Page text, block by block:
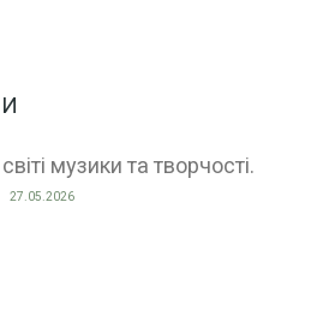
музики та творчості.
27.05.2026